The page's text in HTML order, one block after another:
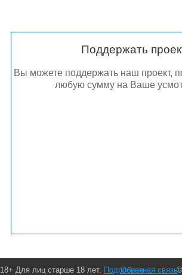
Поддержать
Вы можете поддержать наш проект,
любую сумму на Ваше
18+ Для лиц старше 18 лет. Подробнее
Обратная связь